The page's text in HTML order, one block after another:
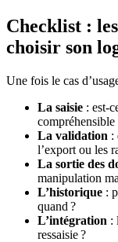
Checklist :
choisir son
Une fois le cas
La saisie : est-
compréhensible
La validation :
l’export ou les
La sortie des
manipulation
L’historique :
quand ?
L’intégration :
ressaisie ?